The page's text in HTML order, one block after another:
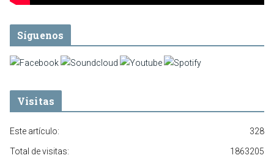
Síguenos
Visitas
328
Este artículo:
1863205
Total de visitas: